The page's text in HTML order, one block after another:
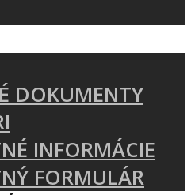
DOKUMENTY
INFORMÁCIE
FORMULÁR